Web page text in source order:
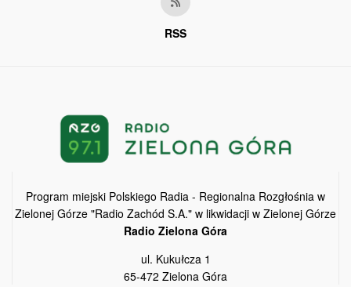
RSS
Program miejski Polskiego Radia - Regionalna Rozgłośnia w
Zielonej Górze "Radio Zachód S.A." w likwidacji w Zielonej Górze
Radio Zielona Góra
ul. Kukułcza 1
65-472 Zielona Góra